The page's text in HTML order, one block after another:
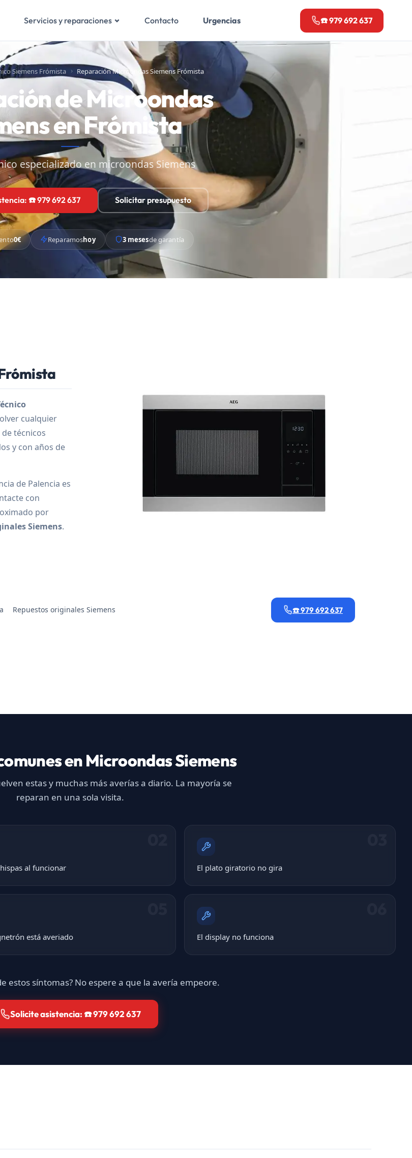
Servicios y reparaciones Contacto Urgencias ☎️ 979 692 637
Siemens Frómista Reparación Microondas Siemens Frómista
de Microondas
en Frómista
especializado en microondas Siemens
☎️ 979 692 637 Solicitar presupuesto
0€ Reparamoshoy 3 mesesde garantía
cualquier
técnicos
y con años de
de Palencia es
con
por
Siemens.
Repuestos originales Siemens ☎️ 979 692 637
en Microondas Siemens
estas y muchas más averías a diario. La mayoría se
reparan en una sola visita.
al funcionar El plato giratorio no gira
está averiado El display no funciona
estos síntomas? No espere a que la avería empeore.
Solicite asistencia: ☎️ 979 692 637